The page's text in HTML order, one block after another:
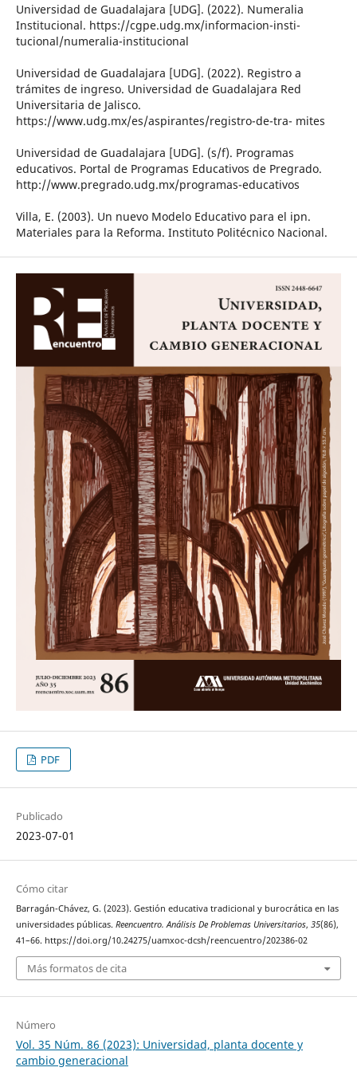
Universidad de Guadalajara [UDG]. (2022). Numeralia
Institucional. https://cgpe.udg.mx/informacion-insti-
tucional/numeralia-institucional
Universidad de Guadalajara [UDG]. (2022). Registro a
trámites de ingreso. Universidad de Guadalajara Red
Universitaria de Jalisco.
https://www.udg.mx/es/aspirantes/registro-de-tra- mites
Universidad de Guadalajara [UDG]. (s/f). Programas
educativos. Portal de Programas Educativos de Pregrado.
http://www.pregrado.udg.mx/programas-educativos
Villa, E. (2003). Un nuevo Modelo Educativo para el ipn.
Materiales para la Reforma. Instituto Politécnico Nacional.
PDF
Publicado
2023-07-01
Cómo citar
Barragán-Chávez, G. (2023). Gestión educativa tradicional y burocrática en las
universidades públicas. Reencuentro. Análisis De Problemas Universitarios, 35(86),
41–66. https://doi.org/10.24275/uamxoc-dcsh/reencuentro/202386-02
Más formatos de cita
Número
Vol. 35 Núm. 86 (2023): Universidad, planta docente y
cambio generacional